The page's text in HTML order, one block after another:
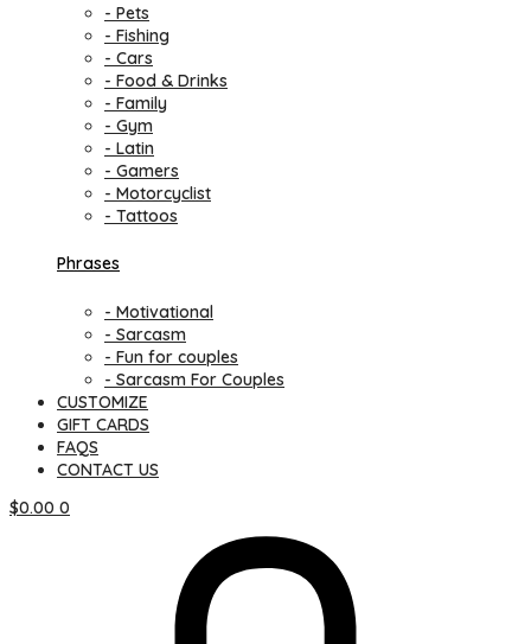
- Pets
- Fishing
- Cars
- Food & Drinks
- Family
- Gym
- Latin
- Gamers
- Motorcyclist
- Tattoos
Phrases
- Motivational
- Sarcasm
- Fun for couples
- Sarcasm For Couples
CUSTOMIZE
GIFT CARDS
FAQS
CONTACT US
$0.00 0